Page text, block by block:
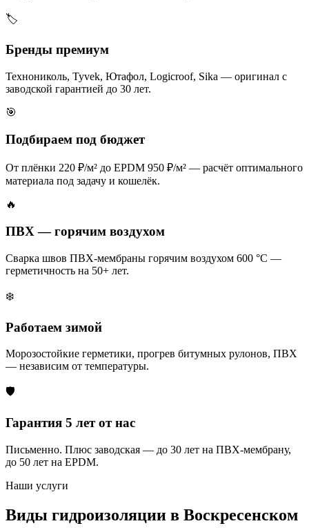
🏷️
Бренды премиум
Технониколь, Tyvek, Ютафол, Logicroof, Sika — оригинал с
заводской гарантией до 30 лет.
🎯
Подбираем под бюджет
От плёнки 220 ₽/м² до EPDM 950 ₽/м² — расчёт оптимального
материала под задачу и кошелёк.
🔥
ПВХ — горячим воздухом
Сварка швов ПВХ-мембраны горячим воздухом 600 °C —
герметичность на 50+ лет.
❄️
Работаем зимой
Морозостойкие герметики, прогрев битумных рулонов, ПВХ
— независим от температуры.
🛡️
Гарантия 5 лет от нас
Письменно. Плюс заводская — до 30 лет на ПВХ-мембрану,
до 50 лет на EPDM.
Наши услуги
Виды гидроизоляции в Воскресенском